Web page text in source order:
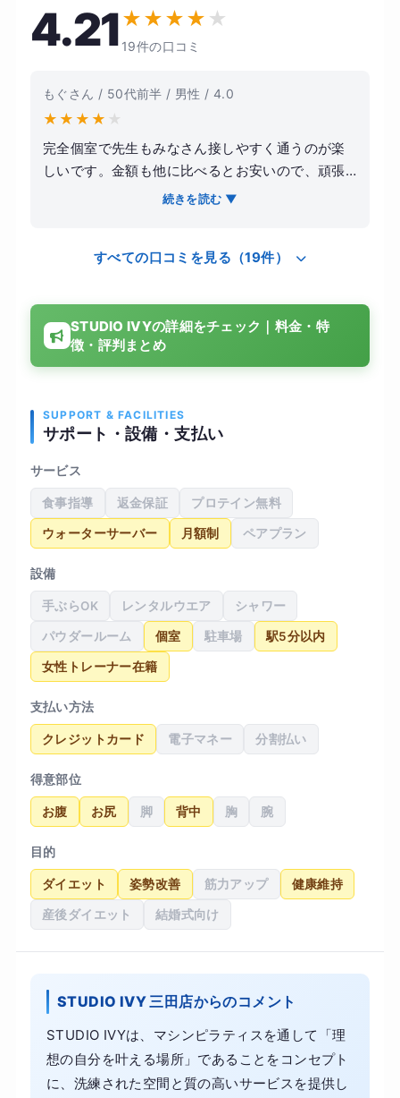
4.21★★★★ ★
19件の口コミ
もぐさん / 50代前半 / 男性 / 4.0
★ ★ ★ ★ ★
完全個室で先生もみなさん接しやすく通うのが楽
しいです。金額も他に比べるとお安いので、頑張
れるときは週に何回か通いたいと思います。姿勢
なのですがやる気がアップしましたし、短時間で
締まりを実感できました。ぜひまた伺いたいで
す。全ての店舗でレッスンが受けられるので、い
つも通う店舗で予約が取れなくても他の店舗で予
約が取れることも便利です。
続きを読む ▼
すべての口コミを見る（19件）
STUDIO IVYの詳細をチェック｜料金・特
徴・評判まとめ
SUPPORT & FACILITIES
サポート・設備・支払い
サービス
食事指導 返金保証 プロテイン無料
ウォーターサーバー 月額制 ペアプラン
設備
手ぶらOK レンタルウエア シャワー
パウダールーム 個室 駐車場 駅5分以内
女性トレーナー在籍
支払い方法
クレジットカード 電子マネー 分割払い
得意部位
お腹 お尻 脚 背中 胸 腕
目的
ダイエット 姿勢改善 筋力アップ 健康維持
産後ダイエット 結婚式向け
STUDIO IVY 三田店からのコメント
STUDIO IVYは、マシンピラティスを通して「理
想の自分を叶える場所」であることをコンセプト
に、洗練された空間と質の高いサービスを提供し